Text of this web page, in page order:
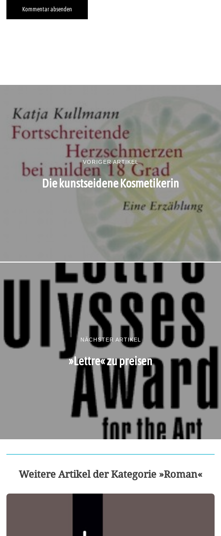
VORIGER ARTIKEL
Die kunstseidene Kosmetikerin
NÄCHSTER ARTIKEL
»Lettre« zu preisen
Weitere Artikel der Kategorie »Roman«